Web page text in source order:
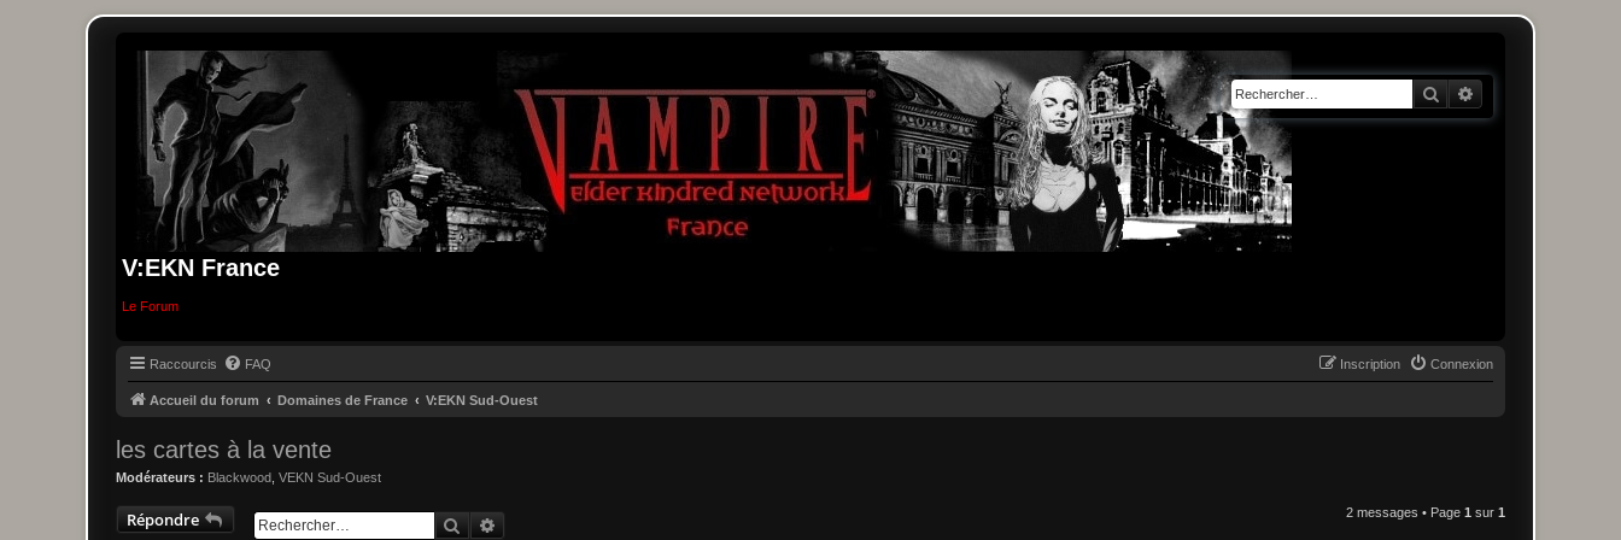
V:EKN France
Le Forum
Rechercher
Raccourcis FAQ Connexion
Inscription
Accueil du forum Domaines de France V:EKN Sud-Ouest
les cartes à la vente
Modérateurs : Blackwood VEKN Sud-Ouest
Répondre Rechercher
2 messages • Page 1 sur 1